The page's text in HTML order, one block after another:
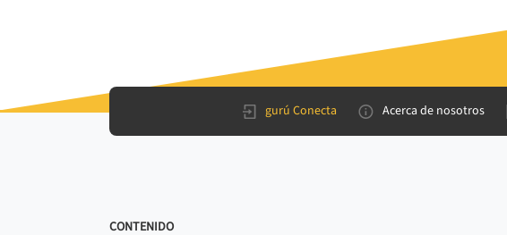
gurú Conecta Acerca de nosotros
CONTENIDO